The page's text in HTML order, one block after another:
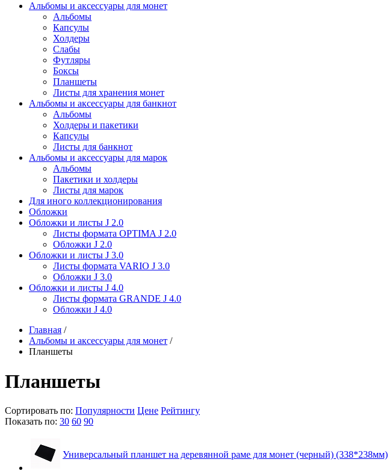
Альбомы и аксессуары для монет
Альбомы
Капсулы
Холдеры
Слабы
Футляры
Боксы
Планшеты
Листы для хранения монет
Альбомы и аксессуары для банкнот
Альбомы
Холдеры и пакетики
Капсулы
Листы для банкнот
Альбомы и аксессуары для марок
Альбомы
Пакетики и холдеры
Листы для марок
Для иного коллекционирования
Обложки
Обложки и листы J 2.0
Листы формата OPTIMA J 2.0
Обложки J 2.0
Обложки и листы J 3.0
Листы формата VARIO J 3.0
Обложки J 3.0
Обложки и листы J 4.0
Листы формата GRANDE J 4.0
Обложки J 4.0
Главная /
Альбомы и аксессуары для монет /
Планшеты
Планшеты
Сортировать по: Популярности Цене Рейтингу
Показать по: 30 60 90
Универсальный планшет на деревянной раме для монет (черный) (338*238мм)